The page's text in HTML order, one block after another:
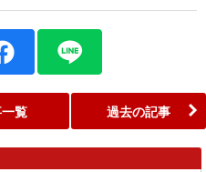
覧 過去の記事